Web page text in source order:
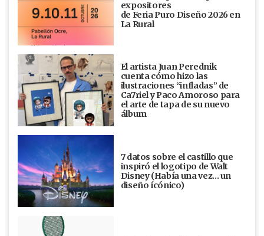
expositores
de Feria Puro Diseño 2026 en
La Rural
El artista Juan Perednik
cuenta cómo hizo las
ilustraciones “infladas” de
Ca7riel y Paco Amoroso para
el arte de tapa de su nuevo
álbum
7 datos sobre el castillo que
inspiró el logotipo de Walt
Disney (Había una vez... un
diseño ícónico)